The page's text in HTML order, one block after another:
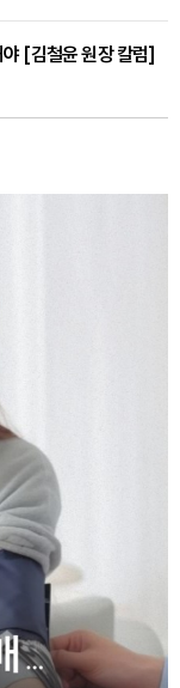
[김철윤 원장 칼럼]